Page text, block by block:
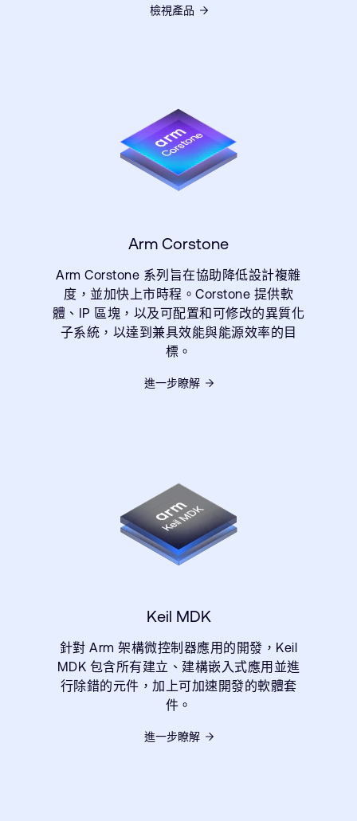
檢視產品
Arm Corstone
Arm Corstone 系列旨在協助降低設計複雜
度，並加快上市時程。Corstone 提供軟
體、IP 區塊，以及可配置和可修改的異質化
子系統，以達到兼具效能與能源效率的目
標。
進一步瞭解
Keil MDK
針對 Arm 架構微控制器應用的開發，Keil
MDK 包含所有建立、建構嵌入式應用並進
行除錯的元件，加上可加速開發的軟體套
件。
進一步瞭解